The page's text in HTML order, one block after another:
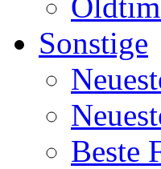
Sonstige
Beste